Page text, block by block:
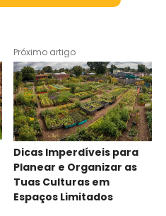
Próximo artigo
Dicas Imperdíveis para
Planear e Organizar as
Tuas Culturas em
Espaços Limitados